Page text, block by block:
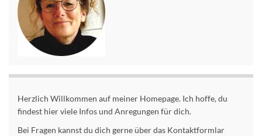
Herzlich Willkommen auf meiner Homepage. Ich hoffe, du
findest hier viele Infos und Anregungen für dich.
Bei Fragen kannst du dich gerne über das Kontaktformlar